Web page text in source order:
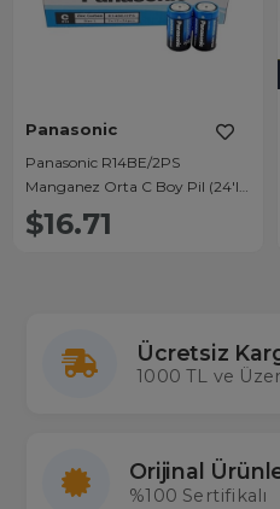
Panasonic
Panasonic R14BE/2PS
Manganez Orta C Boy Pil (24'lü
Paket)
$16.71
Ücretsiz
1000 TL ve
Orijinal
%100 Sertifikalı